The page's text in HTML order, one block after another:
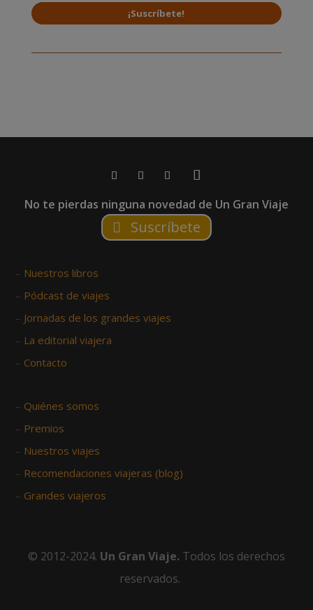
¡Suscríbete!
No te pierdas ninguna novedad de Un Gran Viaje
Suscríbete
– Nuestros libros
– Pódcast de viajes
– Jornadas de los grandes viajes
– La editorial viajera
– Contacto
– Quiénes somos
– Premios
– Nuestros viajes
– Recomendaciones viajeras (blog)
– Grandes viajeros
© 2012-2024. Un Gran Viaje. Todos los derechos
reservados.